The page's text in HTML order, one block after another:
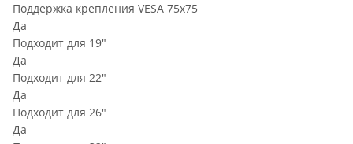
Поддержка крепления VESA 75х75
Да
Подходит для 19"
Да
Подходит для 22"
Да
Подходит для 26"
Да